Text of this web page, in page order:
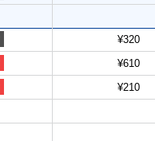
¥320
¥610
¥210